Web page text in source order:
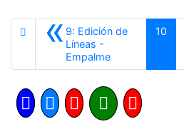
«9: Edición de
Líneas -
EmpalmeAnterior
10